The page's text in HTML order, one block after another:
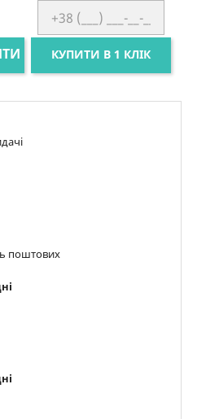
КУПИТИ В 1 КЛІК
поштових